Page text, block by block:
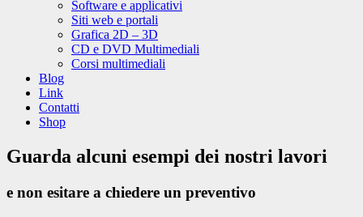
Software e applicativi
Siti web e portali
Grafica 2D – 3D
CD e DVD Multimediali
Corsi multimediali
Blog
Link
Contatti
Shop
Guarda alcuni esempi dei nostri lavori
e non esitare a chiedere un preventivo